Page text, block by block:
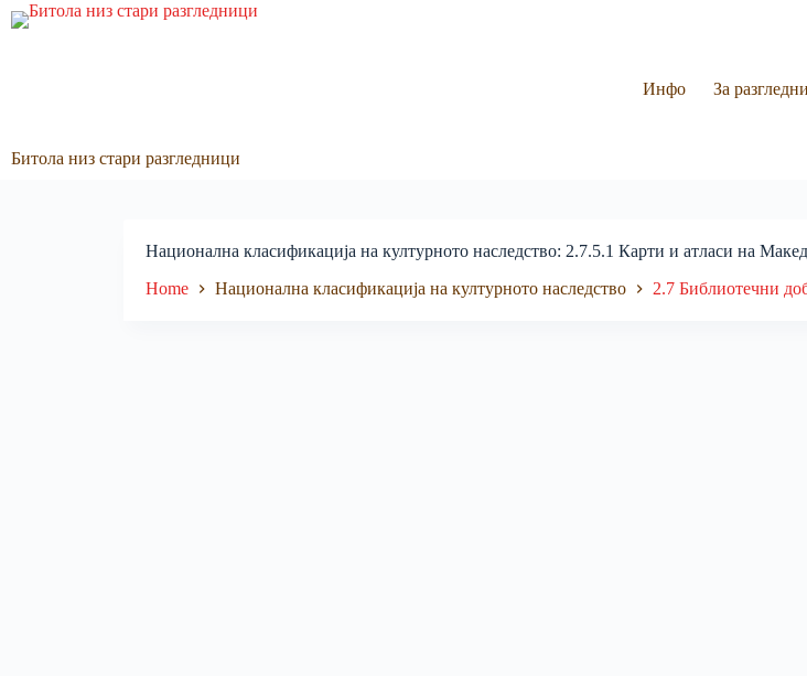
Skip
to
Битола низ стари разгледници
Инфо За
Национална класификација на културното наследство 2.7.5.1 Карти и атласи на
Home Национална класификација на културното наследство 2.7 Библиотечни